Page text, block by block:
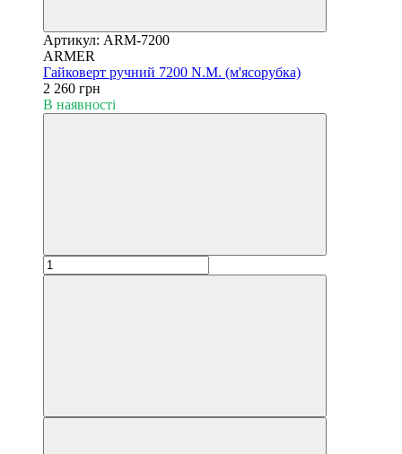
Артикул: ARM-7200
ARMER
Гайковерт ручний 7200 N.M. (м'ясорубка)
2 260 грн
В наявності